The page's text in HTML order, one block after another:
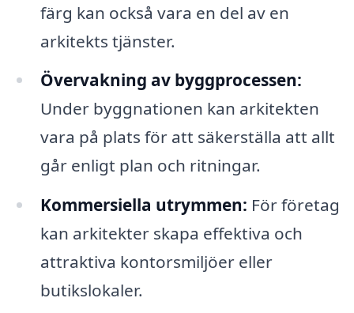
färg kan också vara en del av en
arkitekts tjänster.
Övervakning av byggprocessen:
Under byggnationen kan arkitekten
vara på plats för att säkerställa att allt
går enligt plan och ritningar.
Kommersiella utrymmen: För företag
kan arkitekter skapa effektiva och
attraktiva kontorsmiljöer eller
butikslokaler.